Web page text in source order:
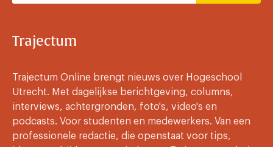
Trajectum
Trajectum Online brengt nieuws over Hogeschool
Utrecht. Met dagelijkse berichtgeving, columns,
interviews, achtergronden, foto's, video's en
podcasts. Voor studenten en medewerkers. Van een
professionele redactie, die openstaat voor tips,